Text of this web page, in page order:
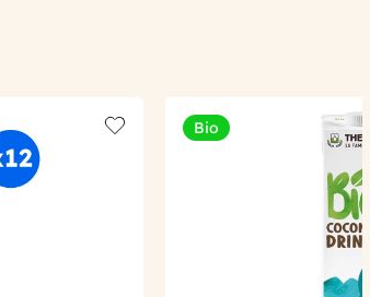
Add to wishlist
Bio